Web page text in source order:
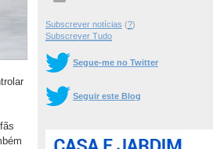
Subscrever notícias (?)
Subscrever Tudo
Segue-me no Twitter
Seguir este Blog